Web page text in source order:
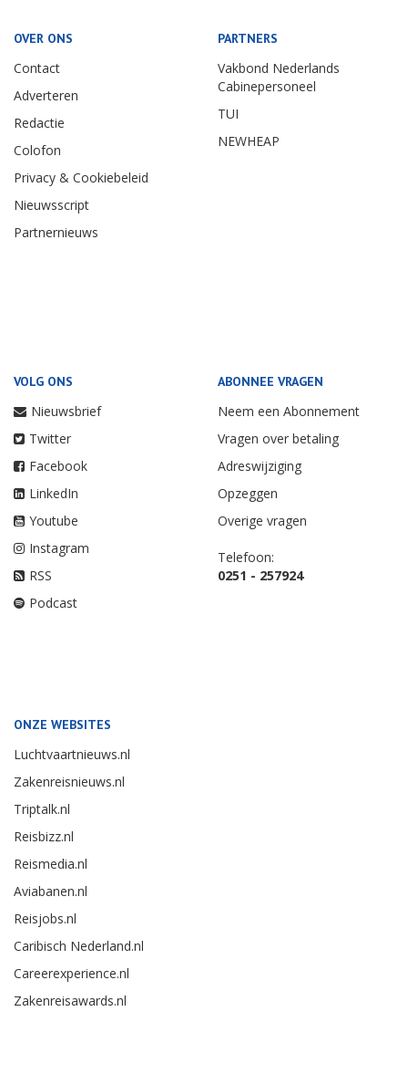
OVER ONS
Contact
Adverteren
Redactie
Colofon
Privacy & Cookiebeleid
Nieuwsscript
Partnernieuws
PARTNERS
Vakbond Nederlands
Cabinepersoneel
TUI
NEWHEAP
VOLG ONS
Nieuwsbrief
Twitter
Facebook
LinkedIn
Youtube
Instagram
RSS
Podcast
ABONNEE VRAGEN
Neem een Abonnement
Vragen over betaling
Adreswijziging
Opzeggen
Overige vragen
Telefoon:
0251 - 257924
ONZE WEBSITES
Luchtvaartnieuws.nl
Zakenreisnieuws.nl
Triptalk.nl
Reisbizz.nl
Reismedia.nl
Aviabanen.nl
Reisjobs.nl
Caribisch Nederland.nl
Careerexperience.nl
Zakenreisawards.nl